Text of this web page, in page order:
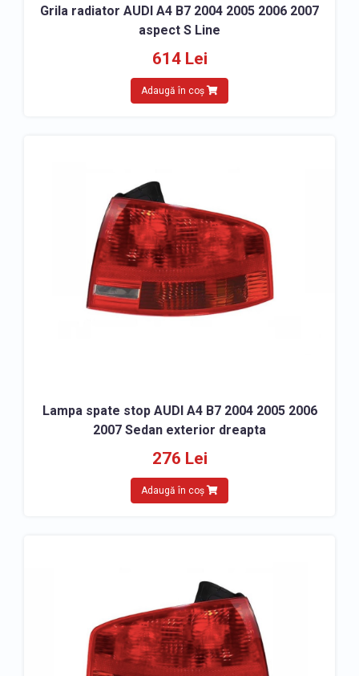
Grila radiator AUDI A4 B7 2004 2005 2006 2007
aspect S Line
614 Lei
Adaugă în coș
Lampa spate stop AUDI A4 B7 2004 2005 2006
2007 Sedan exterior dreapta
276 Lei
Adaugă în coș